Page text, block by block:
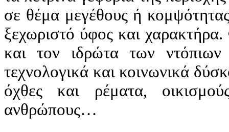
σε θέμα μεγέθους ή
ξεχωριστό ύφος και
και τον ιδρώτα των
τεχνολογικά και κοινωνικά
όχθες και ρέματα,
ανθρώπους…